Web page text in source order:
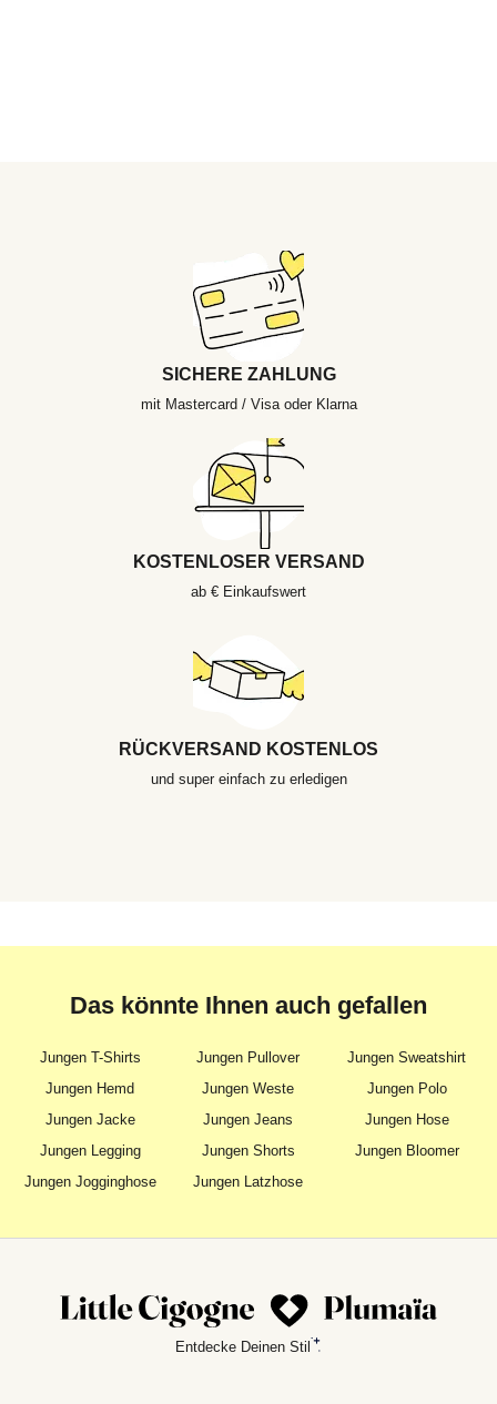
SICHERE ZAHLUNG
mit Mastercard / Visa oder Klarna
KOSTENLOSER VERSAND
ab € Einkaufswert
RÜCKVERSAND KOSTENLOS
und super einfach zu erledigen
Das könnte Ihnen auch gefallen
Jungen T-Shirts Jungen Pullover
Jungen Sweatshirt
Jungen Hemd
Jungen Weste
Jungen Polo
Jungen Jacke
Jungen Jeans
Jungen Hose
Jungen Legging
Jungen Shorts
Jungen Bloomer
Jungen Jogginghose
Jungen Latzhose
Entdecke Deinen Stil